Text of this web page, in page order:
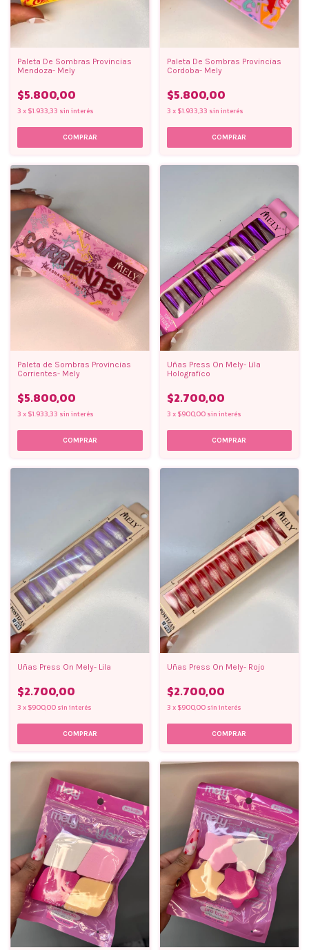
Paleta De Sombras Provincias
Mendoza- Mely
$5.800,00
3 x $1.933,33 sin interés
Paleta De Sombras Provincias
Cordoba- Mely
$5.800,00
3 x $1.933,33 sin interés
Paleta de Sombras Provincias
Corrientes- Mely
$5.800,00
3 x $1.933,33 sin interés
Uñas Press On Mely- Lila
Holografico
$2.700,00
3 x $900,00 sin interés
Uñas Press On Mely- Lila
$2.700,00
3 x $900,00 sin interés
Uñas Press On Mely- Rojo
$2.700,00
3 x $900,00 sin interés